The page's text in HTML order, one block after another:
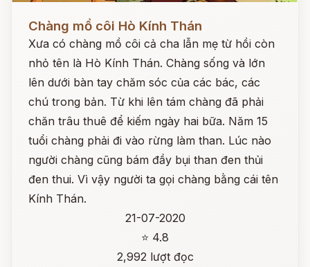
Chàng mồ côi Hò Kính Thán
Xưa có chàng mồ côi cả cha lẫn mẹ từ hồi còn
nhỏ tên là Hò Kính Thán. Chàng sống và lớn
lên dưới bàn tay chăm sóc của các bác, các
chú trong bản. Từ khi lên tám chàng đã phải
chăn trâu thuê để kiếm ngày hai bữa. Năm 15
tuổi chàng phải đi vào rừng làm than. Lúc nào
người chàng cũng bám đầy bụi than đen thủi
đen thui. Vì vậy người ta gọi chàng bằng cái tên
Kính Thán.
21-07-2020
⭐ 4.8
2,992 lượt đọc